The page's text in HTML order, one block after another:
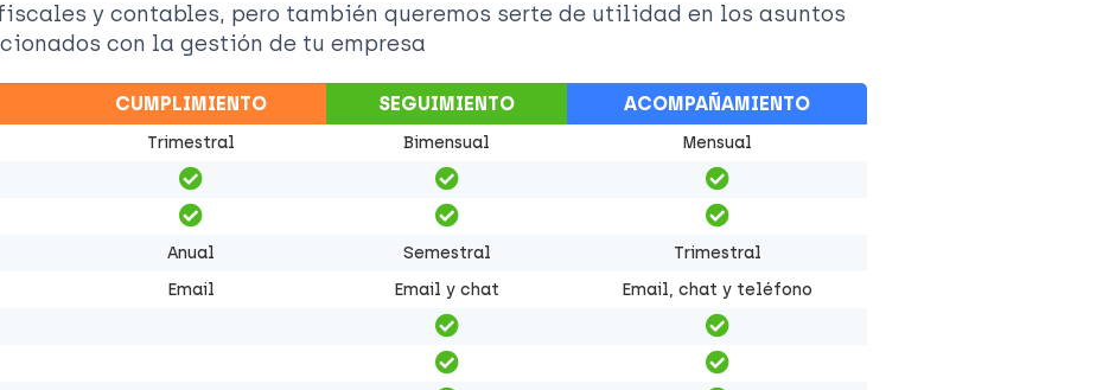
y contables, pero también queremos serte de utilidad en los asuntos
con la gestión de tu empresa
CUMPLIMIENTO SEGUIMIENTO ACOMPAÑAMIENTO
Trimestral Bimensual
Mensual
Anual Semestral
Trimestral
Email Email y chat
Email, chat y teléfono